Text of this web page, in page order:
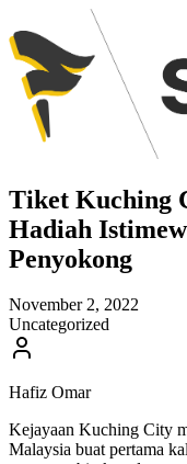
Tiket Kuching
Hadiah
Penyokong
November 2, 2022
Uncategorized
Hafiz Omar
Kejayaan Kuching City
Malaysia buat pertama